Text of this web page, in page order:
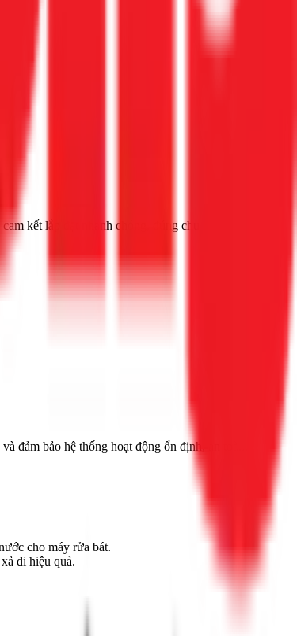
kết lắp đặt nhanh chóng, đúng chuẩn.
đảm bảo hệ thống hoạt động ổn định, an toàn.
cho máy rửa bát.
đi hiệu quả.